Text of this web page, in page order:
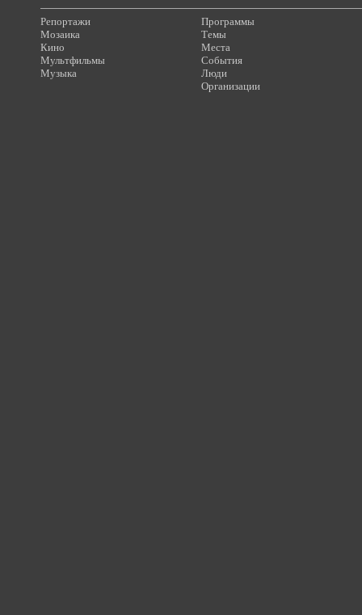
Репортажи
Мозаика
Кино
Мультфильмы
Музыка
Программы
Темы
Места
События
Люди
Организации